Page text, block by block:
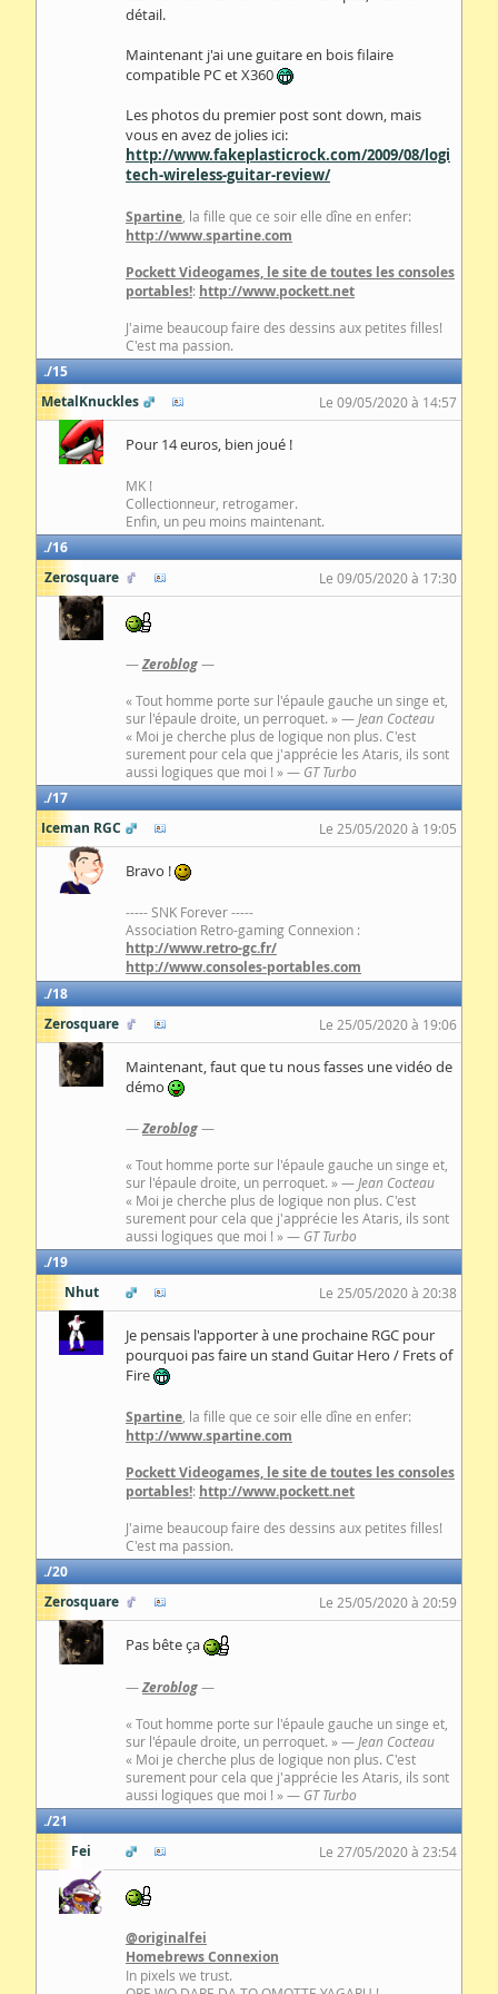
détail.
Maintenant j'ai une guitare en bois filaire
compatible PC et X360
Les photos du premier post sont down, mais
vous en avez de jolies ici:
http://www.fakeplasticrock.com/2009/08/logi
tech-wireless-guitar-review/
Spartine, la fille que ce soir elle dîne en enfer:
http://www.spartine.com
Pockett Videogames, le site de toutes les consoles
portables!: http://www.pockett.net
J'aime beaucoup faire des dessins aux petites filles!
C'est ma passion.
15
MetalKnuckles
Le 09/05/2020 à 14:57
Pour 14 euros, bien joué !
MK !
Collectionneur, retrogamer.
Enfin, un peu moins maintenant.
16
Zerosquare
Le 09/05/2020 à 17:30
—Zeroblog—
« Tout homme porte sur l'épaule gauche un singe et,
sur l'épaule droite, un perroquet. » — Jean Cocteau
« Moi je cherche plus de logique non plus. C'est
surement pour cela que j'apprécie les Ataris, ils sont
aussi logiques que moi ! » — GT Turbo
17
Iceman RGC
Le 25/05/2020 à 19:05
Bravo !
----- SNK Forever -----
Association Retro-gaming Connexion :
http://www.retro-gc.fr/
http://www.consoles-portables.com
18
Zerosquare
Le 25/05/2020 à 19:06
Maintenant, faut que tu nous fasses une vidéo de
démo
—Zeroblog—
« Tout homme porte sur l'épaule gauche un singe et,
sur l'épaule droite, un perroquet. » — Jean Cocteau
« Moi je cherche plus de logique non plus. C'est
surement pour cela que j'apprécie les Ataris, ils sont
aussi logiques que moi ! » — GT Turbo
19
Nhut
Le 25/05/2020 à 20:38
Je pensais l'apporter à une prochaine RGC pour
pourquoi pas faire un stand Guitar Hero / Frets of
Fire
Spartine , la fille que ce soir elle dîne en enfer:
http://www.spartine.com
Pockett Videogames, le site de toutes les consoles
portables!: http://www.pockett.net
J'aime beaucoup faire des dessins aux petites filles!
C'est ma passion.
20
Zerosquare
Le 25/05/2020 à 20:59
Pas bête ça
—Zeroblog—
« Tout homme porte sur l'épaule gauche un singe et,
sur l'épaule droite, un perroquet. » —Jean Cocteau
« Moi je cherche plus de logique non plus. C'est
surement pour cela que j'apprécie les Ataris, ils sont
aussi logiques que moi ! » — GT Turbo
21
Fei
Le 27/05/2020 à 23:54
@originalfei
Homebrews Connexion
In pixels we trust.